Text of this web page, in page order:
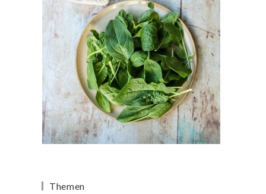
Themen